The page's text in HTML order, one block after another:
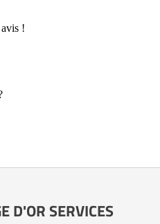
!
SERVICES